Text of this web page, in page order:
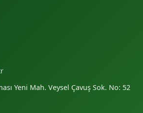
Yeni Mah. Veysel Çavuş Sok. No: 52